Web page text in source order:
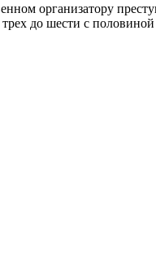
организатору
до шести с